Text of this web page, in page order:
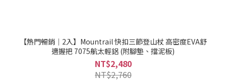
【熱門暢銷｜2入】Mountrail 快扣三節登山杖 高密度EVA舒
適握把 7075航太輕鋁 (附腳墊、擋泥板)
NT$2,480
NT$2,760